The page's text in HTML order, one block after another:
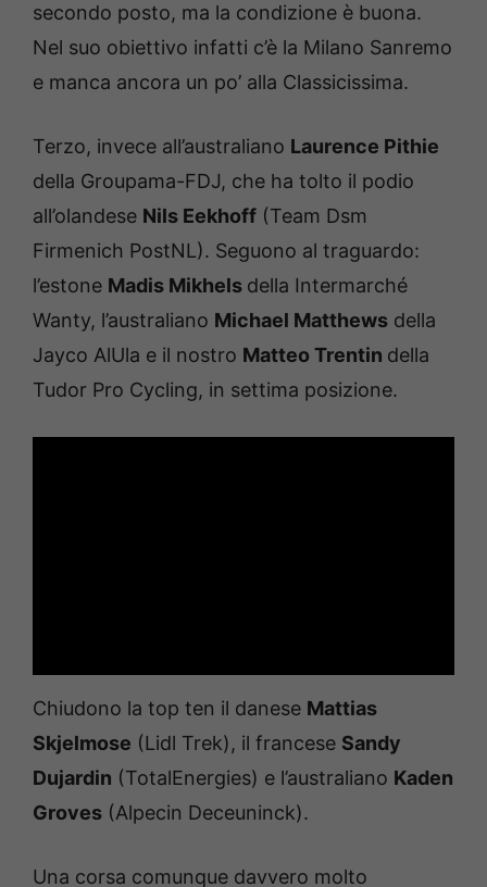
secondo posto, ma la condizione è buona.
Nel suo obiettivo infatti c’è la Milano Sanremo
e manca ancora un po’ alla Classicissima.
Terzo, invece all’australiano Laurence Pithie
della Groupama-FDJ, che ha tolto il podio
all’olandese Nils Eekhoff (Team Dsm
Firmenich PostNL). Seguono al traguardo:
l’estone Madis Mikhels della Intermarché
Wanty, l’australiano Michael Matthews della
Jayco AlUla e il nostro Matteo Trentin della
Tudor Pro Cycling, in settima posizione.
Chiudono la top ten il danese Mattias
Skjelmose (Lidl Trek), il francese Sandy
Dujardin (TotalEnergies) e l’australiano Kaden
Groves (Alpecin Deceuninck).
Una corsa comunque davvero molto